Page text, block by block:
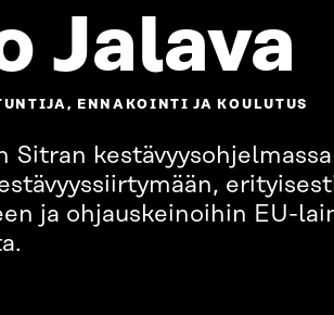
Jalava
ENNAKOINTI JA KOULUTUS
Sitran
ja ohjauskeinoihin EU-